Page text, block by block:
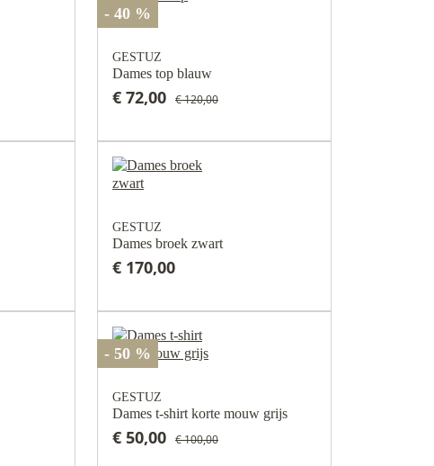
- 40 %
GESTUZ
Dames top blauw
€ 72,00 € 120,00
GESTUZ
Dames broek zwart
€ 170,00
- 50 %
GESTUZ
Dames t-shirt korte mouw grijs
€ 50,00 € 100,00